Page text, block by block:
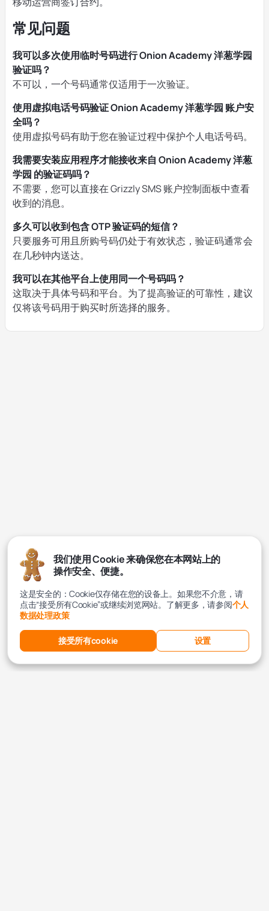
常见问题
我可以多次使用临时号码进行 Onion Academy 洋葱学园
验证吗？
不可以，一个号码通常仅适用于一次验证。
使用虚拟电话号码验证 Onion Academy 洋葱学园 账户安
全吗？
使用虚拟号码有助于您在验证过程中保护个人电话号码。
我需要安装应用程序才能接收来自 Onion Academy 洋葱
学园 的验证码吗？
不需要，您可以直接在 Grizzly SMS 账户控制面板中查看
收到的消息。
多久可以收到包含 OTP 验证码的短信？
只要服务可用且所购号码仍处于有效状态，验证码通常会
在几秒钟内送达。
我可以在其他平台上使用同一个号码吗？
这取决于具体号码和平台。为了提高验证的可靠性，建议
仅将该号码用于购买时所选择的服务。
我们使用 Cookie 来确保您在本网站上的
操作安全、便捷。
这是安全的：Cookie仅存储在您的设备上。如果您不介意，请
点击“接受所有Cookie”或继续浏览网站。了解更多，请参阅个人
数据处理政策
接受所有cookie 设置